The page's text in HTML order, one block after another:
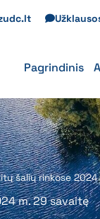
Pagrindinis
šalių rinkose
m. 29 savaitę